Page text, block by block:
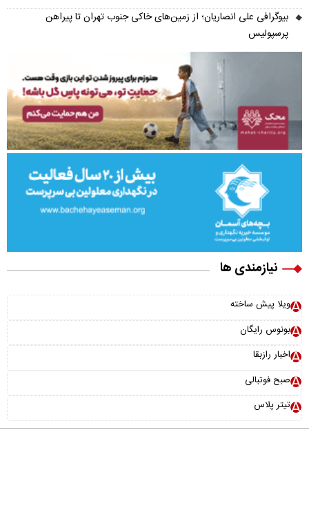
بیوگرافی علی انصاریان؛ از زمین‌های خاکی جنوب تهران تا پیراهن
پرسپولیس
نیازمندی ها
ویلا پیش ساخته
بونوس رایگان
اخبار رازبقا
صبح فوتبالی
تیتر پلاس